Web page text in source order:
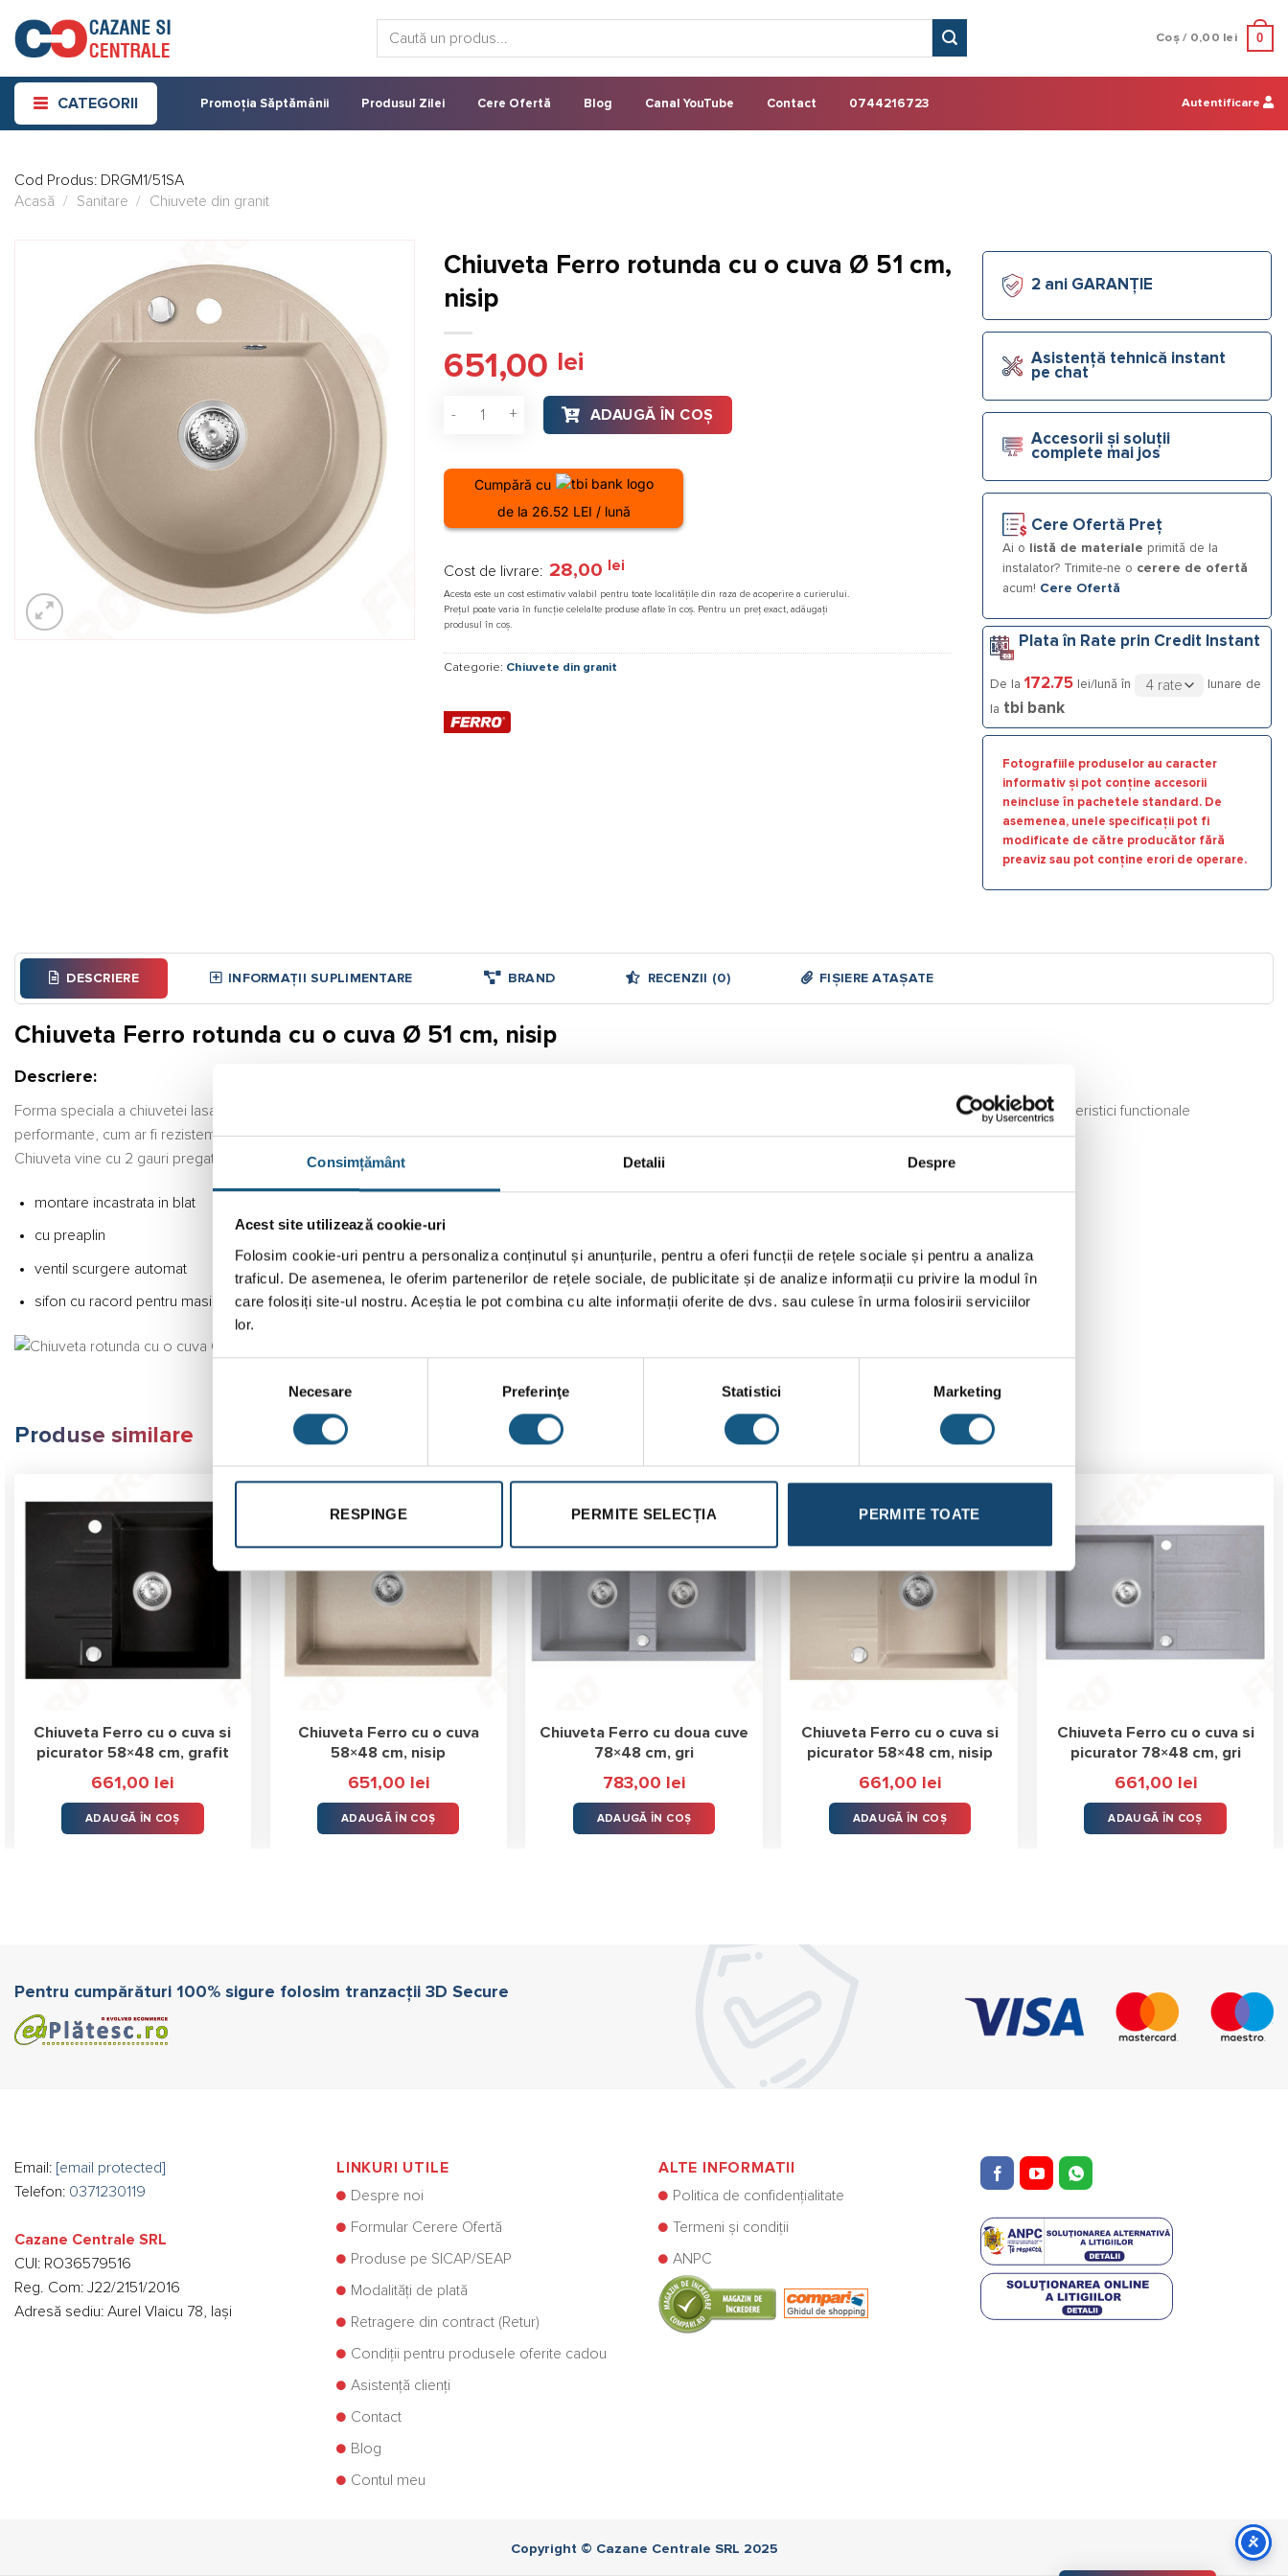
Consimțământ Detalii Despre
Acest site utilizează cookie-uri
Folosim cookie-uri pentru a personaliza conținutul și anunțurile, pentru a oferi funcții de rețele sociale și pentru a analiza
traficul. De asemenea, le oferim partenerilor de rețele sociale, de publicitate și de analize informații cu privire la modul în
care folosiți site-ul nostru. Aceștia le pot combina cu alte informații oferite de dvs. sau culese în urma folosirii serviciilor
lor.
consimțământului
Necesare Preferinţe Statistici Marketing
RESPINGE PERMITE SELECȚIA PERMITE TOATE
content
Coș / 0,00 lei 0
CATEGORII Promoția Săptămânii Produsul Zilei Cere Ofertă Blog Canal YouTube Contact 0744216723 Autentificare
Cod Produs: DRGM1/51SA
Acasă
/ Sanitare / Chiuvete din granit
Chiuveta Ferro rotunda cu o cuva Ø 51 cm,
nisip
651,00 lei
Cantitate Chiuveta Ferro rotunda cu o cuva Ø 51 cm, nisip
ADAUGĂ ÎN COȘ
Cumpără cu
de la 26.52 LEI / lună
Cost de livrare: 28,00 lei
Acesta este un cost estimativ valabil pentru toate localitățile din raza de acoperire a curierului.
Prețul poate varia în funcție celelalte produse aflate în coș. Pentru un preț exact, adăugați
produsul în coș.
Categorie: Chiuvete din granit
2 ani GARANȚIE
Asistență tehnică instant
pe chat
Accesorii și soluții
complete mai jos
Cere Ofertă Preț
Ai o listă de materiale primită de la
instalator? Trimite-ne o cerere de ofertă
acum! Cere Ofertă
Plata în Rate prin Credit Instant
De la 172.75 lei/lună în
lunare de
la tbi bank
Fotografiile produselor au caracter
informativ și pot conține accesorii
neincluse în pachetele standard. De
asemenea, unele specificații pot fi
modificate de către producător fără
preaviz sau pot conține erori de operare.
DESCRIERE INFORMAȚII SUPLIMENTARE BRAND RECENZII (0) FIȘIERE ATAȘATE
Chiuveta Ferro rotunda cu o cuva Ø 51 cm, nisip
Descriere:
Forma speciala a chiuvetei lasa loc pentru o zona spatioasa a bateriei si pentru butonul deschidere sifon. Chiuvetele Ferro combina aspectul estetic ridicat cu caracteristici functionale
performante, cum ar fi rezistenta la temperatura ridicata, la abraziune, la socuri mecanice si la depunerea de reziduuri.
Chiuveta vine cu 2 gauri pregatite, una pentru baterie si una pentru buton sifon automat.
montare incastrata in blat
cu preaplin
ventil scurgere automat
sifon cu racord pentru masina de spalat
Produse similare
Chiuveta Ferro cu o cuva si
picurator 58×48 cm, grafit
661,00 lei
ADAUGĂ ÎN COȘ
Chiuveta Ferro cu o cuva
58×48 cm, nisip
651,00 lei
ADAUGĂ ÎN COȘ
Chiuveta Ferro cu doua cuve
78×48 cm, gri
783,00 lei
ADAUGĂ ÎN COȘ
Chiuveta Ferro cu o cuva si
picurator 58×48 cm, nisip
661,00 lei
ADAUGĂ ÎN COȘ
Chiuveta Ferro cu o cuva si
picurator 78×48 cm, gri
661,00 lei
ADAUGĂ ÎN COȘ
Pentru cumpărături 100% sigure folosim tranzacții 3D Secure
Email: [email protected]
Telefon: 0371230119
Cazane Centrale SRL
CUI: RO36579516
Reg. Com: J22/2151/2016
Adresă sediu: Aurel Vlaicu 78, Iași
LINKURI UTILE
Despre noi
Formular Cerere Ofertă
Produse pe SICAP/SEAP
Modalități de plată
Retragere din contract (Retur)
Condiții pentru produsele oferite cadou
Asistență clienți
Contact
Blog
Contul meu
ALTE INFORMATII
Politica de confidențialitate
Termeni și condiții
ANPC
Copyright © Cazane Centrale SRL 2025